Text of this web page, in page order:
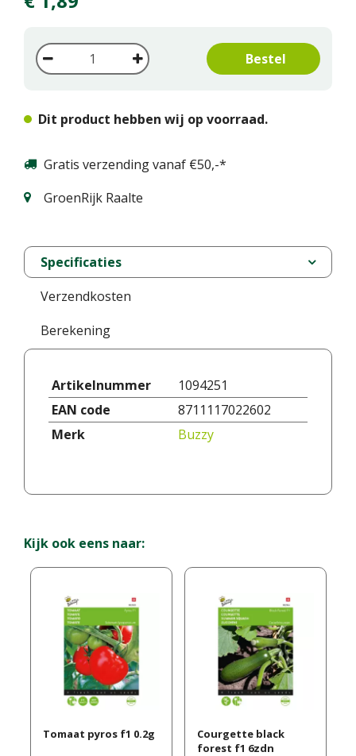
Dit product hebben wij op voorraad.
Gratis verzending vanaf €50,-*
GroenRijk Raalte
Specificaties
Verzendkosten
Berekening
Artikelnummer
1094251
EAN code
8711117022602
Merk
Buzzy
Kijk ook eens naar:
Tomaat pyros f1 0.2g
Courgette black
forest f1 6zdn